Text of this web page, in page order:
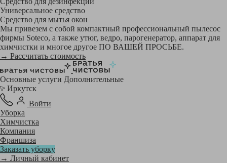
Универсальное средство
Средство для мытья окон
Мы привезем с собой компактный профессиональный пылесос
фирмы Soteco, а также утюг, ведро, парогенератор, аппарат для
химчистки и многое другое ПО ВАШЕЙ ПРОСЬБЕ.
→ Рассчитать стоимость
Основные услуги Дополнительные
Иркутск
Войти
Уборка
Химчистка
Компания
Франшиза
Заказать уборку
→ Личный кабинет